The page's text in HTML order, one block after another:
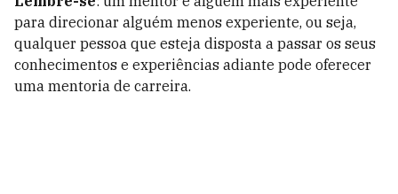
para direcionar alguém menos experiente, ou seja,
qualquer pessoa que esteja disposta a passar os seus
conhecimentos e experiências adiante pode oferecer
uma mentoria de carreira.